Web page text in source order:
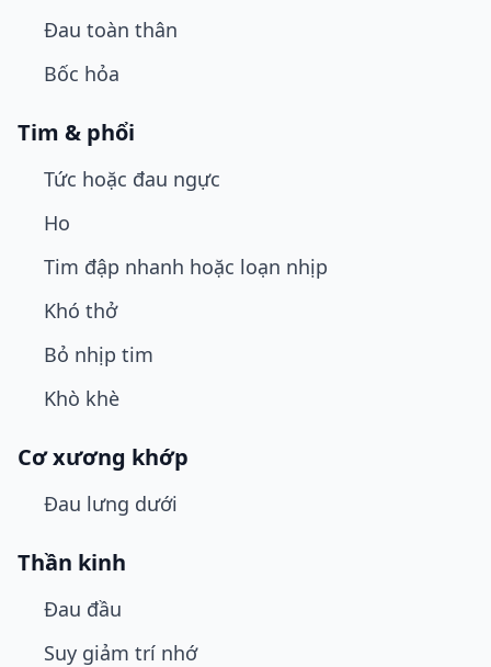
Đau toàn thân
Bốc hỏa
Tim & phổi
Tức hoặc đau ngực
Ho
Tim đập nhanh hoặc loạn nhịp
Khó thở
Bỏ nhịp tim
Khò khè
Cơ xương khớp
Đau lưng dưới
Thần kinh
Đau đầu
Suy giảm trí nhớ